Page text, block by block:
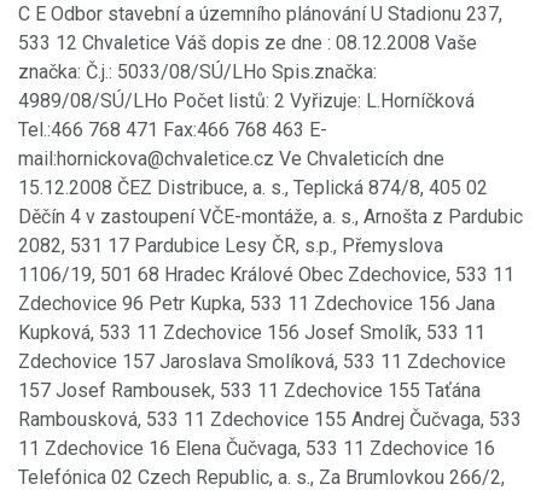
C E Odbor stavební a územního plánování U Stadionu 237,
533 12 Chvaletice Váš dopis ze dne : 08.12.2008 Vaše
značka: Č.j.: 5033/08/SÚ/LHo Spis.značka:
4989/08/SÚ/LHo Počet listů: 2 Vyřizuje: L.Horníčková
Tel.:466 768 471 Fax:466 768 463 E-
mail:hornickova@chvaletice.cz Ve Chvaleticích dne
15.12.2008 ČEZ Distribuce, a. s., Teplická 874/8, 405 02
Děčín 4 v zastoupení VČE-montáže, a. s., Arnošta z Pardubic
2082, 531 17 Pardubice Lesy ČR, s.p., Přemyslova
1106/19, 501 68 Hradec Králové Obec Zdechovice, 533 11
Zdechovice 96 Petr Kupka, 533 11 Zdechovice 156 Jana
Kupková, 533 11 Zdechovice 156 Josef Smolík, 533 11
Zdechovice 157 Jaroslava Smolíková, 533 11 Zdechovice
157 Josef Rambousek, 533 11 Zdechovice 155 Taťána
Rambousková, 533 11 Zdechovice 155 Andrej Čučvaga, 533
11 Zdechovice 16 Elena Čučvaga, 533 11 Zdechovice 16
Telefónica 02 Czech Republic, a. s., Za Brumlovkou 266/2,